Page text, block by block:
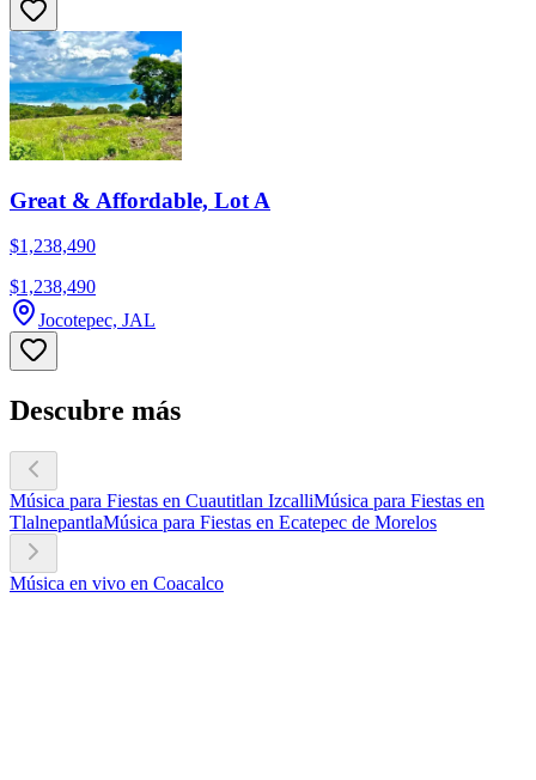
Great & Affordable, Lot A
$1,238,490
$1,238,490
Jocotepec, JAL
Descubre más
Música para Fiestas en Cuautitlan IzcalliMúsica para Fiestas en
TlalnepantlaMúsica para Fiestas en Ecatepec de Morelos
Música en vivo en Coacalco